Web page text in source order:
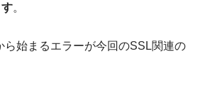
。
ら始まるエラーが今回のSSL関連の